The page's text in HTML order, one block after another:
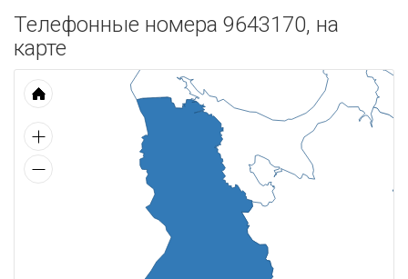
Телефонные номера 9643170, на
карте